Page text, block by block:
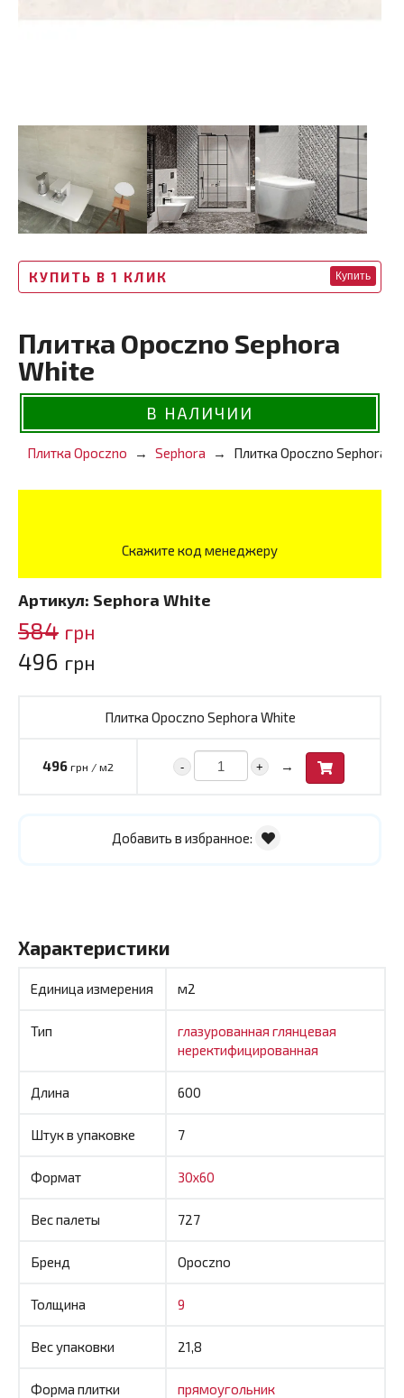
КУПИТЬ В 1 КЛИК Купить
Плитка Opoczno Sephora
White
В НАЛИЧИИ
Плитка Opoczno Sephora Плитка Opoczno Sephora
Скажите код менеджеру
Артикул: Sephora White
584 грн
496 грн
Плитка Opoczno Sephora White
496 грн / м2 - + →
Добавить в избранное:
Характеристики
Единица измерения м2
Тип глазурованная глянцевая
неректифицированная
Длина 600
Штук в упаковке 7
Формат 30x60
Вес палеты 727
Бренд Opoczno
Толщина 9
Вес упаковки 21,8
Форма плитки прямоугольник